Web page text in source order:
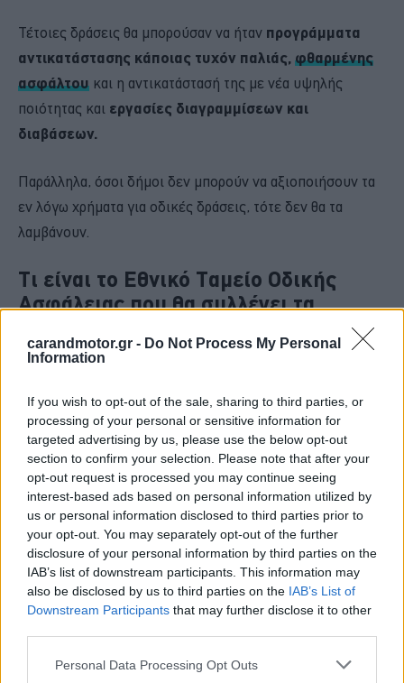
carandmotor.gr - Do Not Process My Personal
Information
If you wish to opt-out of the sale, sharing to third parties, or
processing of your personal or sensitive information for
targeted advertising by us, please use the below opt-out
section to confirm your selection. Please note that after your
opt-out request is processed you may continue seeing
interest-based ads based on personal information utilized by
us or personal information disclosed to third parties prior to
your opt-out. You may separately opt-out of the further
disclosure of your personal information by third parties on the
IAB’s list of downstream participants. This information may
also be disclosed by us to third parties on the IAB’s List of
Downstream Participants that may further disclose it to other
Please note that this website/app uses one or more Google
Personal Data Processing Opt Outs
Τέτοιες δράσεις θα μπορούσαν να ήταν προγράμματα
αντικατάστασης κάποιας τυχόν παλιάς, φθαρμένης
ασφάλτου και η αντικατάστασή της με νέα υψηλής
ποιότητας και εργασίες διαγραμμίσεων και
διαβάσεων.
Παράλληλα, όσοι δήμοι δεν μπορούν να αξιοποιήσουν τα
εν λόγω χρήματα για οδικές δράσεις, τότε δεν θα τα
λαμβάνουν.
Τι είναι το Εθνικό Ταμείο Οδικής
Ασφάλειας που θα συλλέγει τα
Υπουργείου Εσωτερικών, με συμμετοχή
εκπροσώπων του Υπ. Οικονομικών, του Υπ.
Υποδομών και Μεταφορών
και της ΚΕΔΕ (Κεντρική
Ένωση Δήμων Ελλάδας). Οι αρμοδιότητές του:
- Το Ταμείο θα είναι ο βασικός μηχανισμός υποδοχής των
χρηματικών ποσών από τα πρόστιμα του ΚΟΚ. Στη
συνέχεια θα προχωρά στην κατανομή των ποσών στους
Δήμους με την ισχύουσα διαδικασία.
οδικής ασφάλειας που υλοποιούν π.χ. στο πλαίσιο των